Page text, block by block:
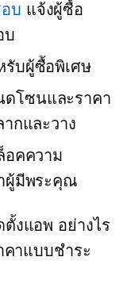
บ แจ้งผู้ซื้อ
บ
รับผู้ซื้อพิเศษ
โซนและราคา
ากและวาง
อคความ
ผู้มีพระคุณ
งแอพ อย่างไร
คาแบบชำระ